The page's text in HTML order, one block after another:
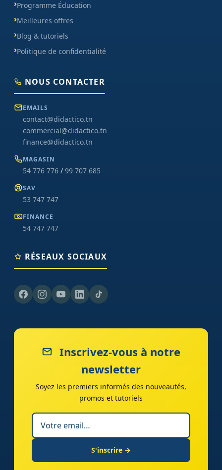
Programme Éducation
Meilleures offres
Blog & tutoriels
Politique de confidentialité
NOUS CONTACTER
EMAILS
contact@didactico.tn
commercial@didactico.tn
finance@didactico.tn
MAGASIN
54 776 776 / 99 707 685
SAV
53 747 747
FINANCE
54 747 747
RÉSEAUX SOCIAUX
Inscrivez-vous à notre
newsletter
Soyez les premiers informés des nouveautés,
promos et tutoriels
S'inscrire →